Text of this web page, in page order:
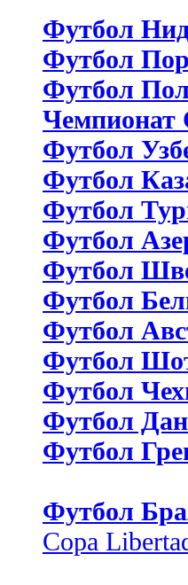
Футбол
Футбол
Футбол
Чемпионат
Футбол
Футбол
Футбол
Футбол
Футбол
Футбол
Футбол
Футбол
Футбол
Футбол
Футбол
Футбол
Copa